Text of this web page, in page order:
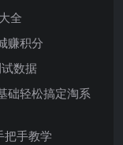
全
赚积分
数据
础轻松搞定淘系
把手教学